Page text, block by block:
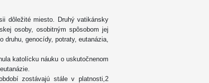
dôležité miesto. Druhý vatikánsky
osoby, osobitným spôsobom jej
druhu, genocídy, potraty, eutanázia,
katolícku náuku o uskutočnenom
zostávajú stále v platnosti,2